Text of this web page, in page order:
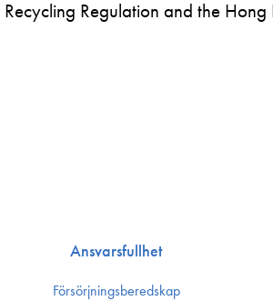
Regulation and the
Ansvarsfullhet
Försörjnings­beredskap